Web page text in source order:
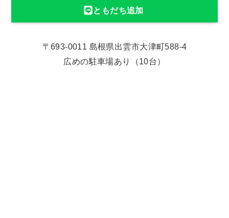
ともだち追加
〒693-0011 島根県出雲市大津町588-4
広めの駐車場あり（10台）